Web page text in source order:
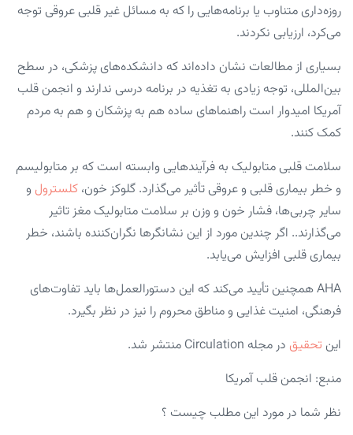
روزه‌داری متناوب یا برنامه‌هایی را که به مسائل غیر قلبی عروقی توجه
می‌کرد، ارزیابی نکردند.
بسیاری از مطالعات نشان داده‌اند که دانشکده‌های پزشکی، در سطح
بین‌المللی، توجه زیادی به تغذیه در برنامه درسی ندارند و انجمن قلب
آمریکا امیدوار است راهنماهای ساده هم به پزشکان و هم به مردم
کمک کنند.
سلامت قلبی متابولیک به فرآیند‌هایی وابسته است که بر متابولیسم
و خطر بیماری قلبی و عروقی تأثیر می‌گذارد. گلوکز خون، کلسترول و
سایر چربی‌ها، فشار خون و وزن بر سلامت متابولیک مغز تاثیر
می‌گذارند.. اگر چندین مورد از این نشانگر‌ها نگران‌کننده باشند، خطر
بیماری قلبی افزایش می‌یابد.
AHA همچنین تأیید می‌کند که این دستورالعمل‌ها باید تفاوت‌های
فرهنگی، امنیت غذایی و مناطق محروم را نیز در نظر بگیرد.
این تحقیق در مجله Circulation منتشر شد.
منبع: انجمن قلب آمریکا
نظر شما در مورد این مطلب چیست ؟